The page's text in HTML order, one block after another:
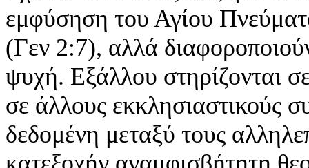
εμφύσηση του Αγίου
(Γεν 2:7), αλλά
ψυχή. Εξάλλου στηρίζονται
σε άλλους εκκλησιαστικούς
δεδομένη μεταξύ τους